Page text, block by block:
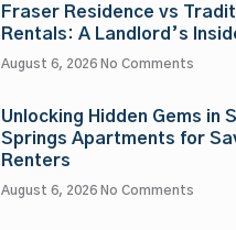
Fraser Residence vs
Rentals: A Landlord’s
August 6, 2026 No Comments
Unlocking Hidden Gems in
Springs Apartments for
Renters
August 6, 2026 No Comments